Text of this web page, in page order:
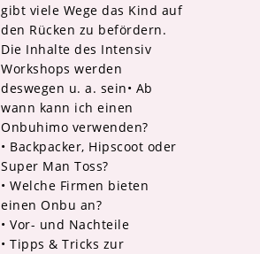
gibt viele Wege das Kind auf
den Rücken zu befördern.
Die Inhalte des Intensiv
Workshops werden
deswegen u. a. sein• Ab
wann kann ich einen
Onbuhimo verwenden?
• Backpacker, Hipscoot oder
Super Man Toss?
• Welche Firmen bieten
einen Onbu an?
• Vor- und Nachteile
• Tipps & Tricks zur